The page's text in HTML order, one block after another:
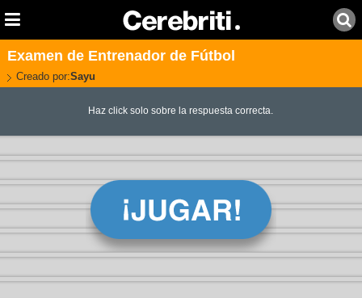
Examen de Entrenador de Fútbol
Creado por:Sayu
Haz click solo sobre la respuesta correcta.